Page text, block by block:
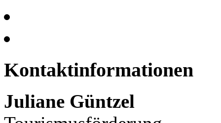
Kontaktinformationen
Juliane Güntzel